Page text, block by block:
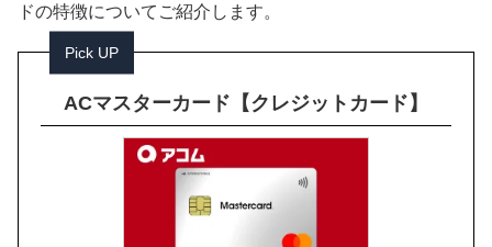
ドの特徴についてご紹介します。
Pick UP
ACマスターカード【クレジットカード】